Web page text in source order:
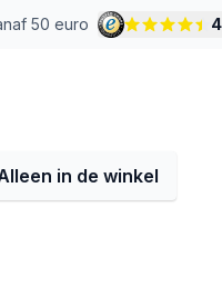
50 euro
in de winkel